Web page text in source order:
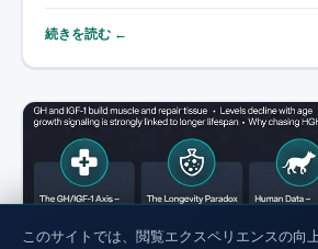
続きを読む ←
このサイトでは、閲覧エクスペリエンスの向